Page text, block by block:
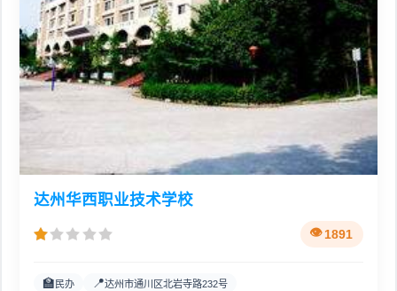
达州华西职业技术学校
1891
🏫 民办 📍达州市通川区北岩寺路232号